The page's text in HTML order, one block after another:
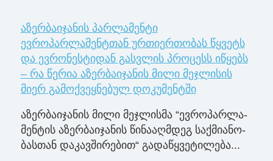
აზერბაიჯანის პარლამენტი
ევროპარლამენტთან ურთიერთობას წყვეტს
და ევრონესტიდან გასვლის პროცესს იწყებს
– რა წერია აზერბაიჯანის მილი მეჯლისის
მიერ გამოქვეყნებულ დოკუმენტში
აზერ­ბა­ი­ჯა­ნის მილი მე­ჯლის­მა “ევ­რო­პარ­ლა­
მენ­ტის აზერ­ბა­ი­ჯა­ნის წი­ნა­აღ­მდეგ საქ­მი­ა­ნო­
ბას­თან და­კავ­ში­რე­ბით“ გა­და­წყვე­ტი­ლე­ბა...